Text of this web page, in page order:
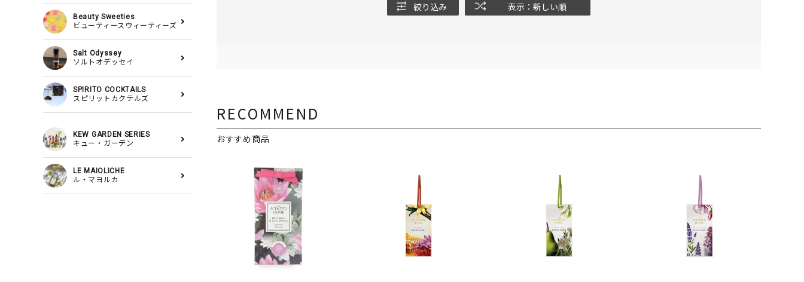
Beauty Sweeties
ビューティースウィーティーズ
Salt Odyssey
ソルトオデッセイ
SPIRITO COCKTAILS
スピリットカクテルズ
KEW GARDEN SERIES
キュー・ガーデン
LE MAIOLICHE
ル・マヨルカ
絞り込み 表示：新しい順
RECOMMEND
おすすめ商品